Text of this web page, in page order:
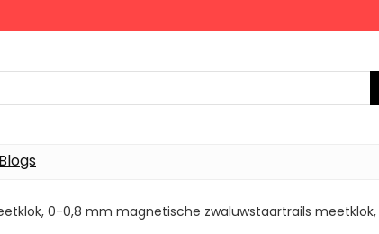
Blogs
0-0,8 mm magnetische zwaluwstaartrails